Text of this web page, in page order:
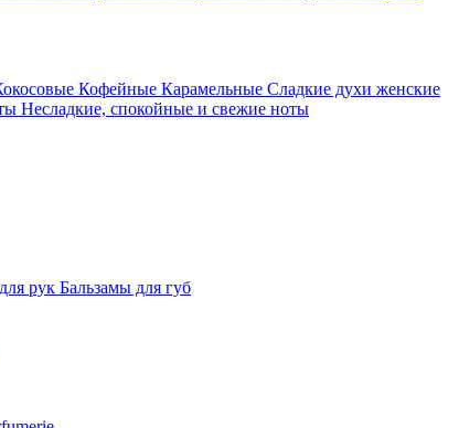
Кофейные Карамельные Сладкие духи женские
Несладкие, спокойные и свежие ноты
рук Бальзамы для губ